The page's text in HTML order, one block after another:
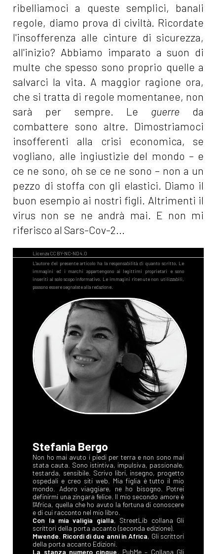
ribelliamoci a queste semplici, banali
regole, diamo prova di civiltà. Ricordate
l'insofferenza alle cinture di sicurezza,
all'inizio? Abbiamo imparato a suon di
multe che spesso sono proprio quelle a
salvarci la vita. A maggior ragione ora,
che si tratta di regole momentanee, non
sarà per sempre. Le guerre da
combattere sono altre. Dimostriamoci
insofferenti alla crisi economica, se
vogliano, alle ingiustizie del mondo – e
ce ne sono, oh se ce ne sono – non a un
pezzo di stoffa con gli elastici. Diamo il
buon esempio ai nostri figli. Altrimenti il
virus non se ne andrà mai. E non mi
riferisco al Sars-Cov-2...
Stefania Bergo
Non ho mai avuto i piedi per terra e non sono mai
stata cauta. Sono istintiva, impulsiva, passionale,
testarda, sensibile. Scrivo libri, insegno, progetto
ospedali e creo siti web. Mia figlia è tutto il mio
mondo. Adoro viaggiare, ne ho bisogno. Potrei
definirmi una zingara felice. Il mio secondo amore è
l'Africa, quella che ho avuto la fortuna di conoscere
e di cui racconto nel mio libro.
Con la mia valigia gialla, StreetLib collana Gli
scrittori della porta accanto (seconda edizione).
Mwende. Ricordi di due anni in Africa, Gli scrittori
della porta accanto Edizioni.
La stanza numero cinque, PubMe – Collana Gli